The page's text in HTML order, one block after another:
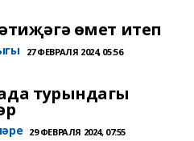
өмет итеп
27 ФЕВРАЛЯ 2024, 05:56
турындагы
29 ФЕВРАЛЯ 2024, 07:55